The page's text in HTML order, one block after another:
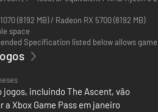
(8192 MB) / Radeon RX 5700 (8192 MB)
space
Specification listed below allows
jogos, incluindo The Ascent, vão
a Xbox Game Pass em janeiro